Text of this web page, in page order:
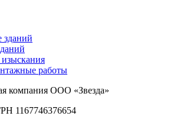
зданий
работы
компания ООО «Звезда»
1167746376654